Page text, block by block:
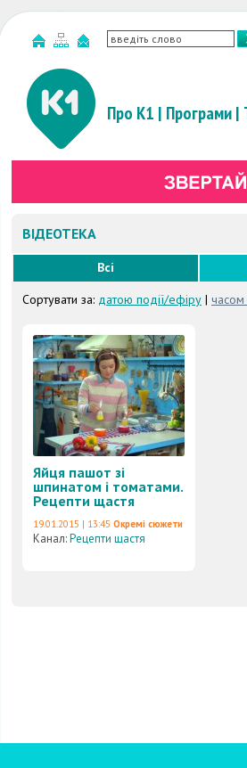
Про К1 | Програми|
ВІДЕОТЕКА
Всі
Сортувати за: датою події/ефіру | часом
Яйця пашот зі
шпинатом і томатами.
Рецепти щастя
19.01.2015 | 13:45 Окремі сюжети
Канал:Рецепти щастя